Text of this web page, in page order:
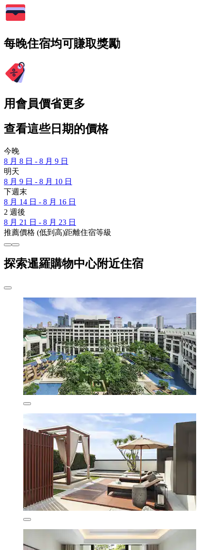
每晚住宿均可賺取獎勵
用會員價省更多
查看這些日期的價格
今晚
8 月 8 日 - 8 月 9 日
明天
8 月 9 日 - 8 月 10 日
下週末
8 月 14 日 - 8 月 16 日
2 週後
8 月 21 日 - 8 月 23 日
推薦價格 (低到高)距離住宿等級
探索暹羅購物中心附近住宿